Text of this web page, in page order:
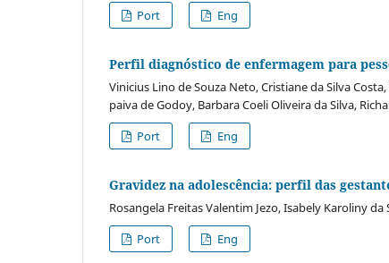
Port
Eng
Perfil diagnóstico de enfermagem para
Vinicius Lino de Souza Neto, Cristiane da Silva
paiva de Godoy, Barbara Coeli Oliveira da Silva,
Port
Eng
Gravidez na adolescência: perfil das
Rosangela Freitas Valentim Jezo, Isabely Karoliny
Port
Eng